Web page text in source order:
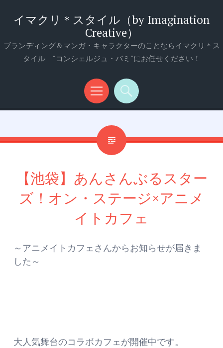
イマクリ＊スタイル（by Imagination
Creative）
ブランディング＆マンガ・キャラクターのことならイマクリ＊ス
タイル “コンシェルジュ・バミ”にお任せください！
メ
ュ
検
【池袋】あんさんぶるスター
ズ！オン・ステージ×アニメ
イトカフェ
～アニメイトカフェさんからお知らせが届きま
した～
大人気舞台のコラボカフェが開催中です。